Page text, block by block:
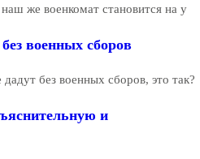
же военкомат становится на у
военных сборов
без военных сборов, это так?
и